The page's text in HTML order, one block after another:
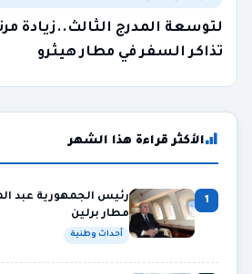
لتوسعة المدرج الثالث..زيادة
تذاكر السفر في مطار هيثرو
الأكثر قراءة هذا الشهر
1
رئيس الجمهورية عبد
مطار برلين
أحداث وطنية